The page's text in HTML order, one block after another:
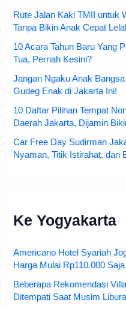
Rute Jalan Kaki TMII untuk
Tanpa Bikin Anak Cepat
10 Acara Tahun Baru Yang
Tua, Pernah Kesini?
Jangan Ngaku Anak
Gudeg Enak di Jakarta Ini!
10 Daftar Pilihan Tempat
Daerah Jakarta, Dijamin
Car Free Day Sudirman
Nyaman, Titik Istirahat, dan
Ke Yogyakarta
Americano Hotel Syariah
Harga Mulai Rp110.000
Beberapa Rekomendasi
Ditempati Saat Musim